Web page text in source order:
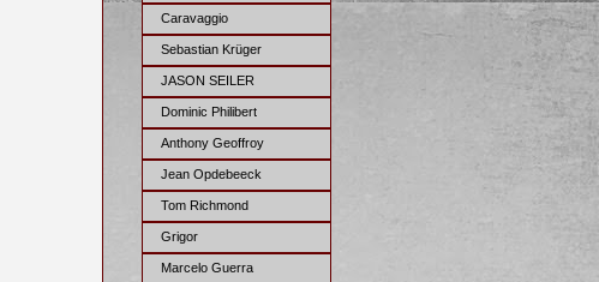
Caravaggio
Sebastian Krüger
JASON SEILER
Dominic Philibert
Anthony Geoffroy
Jean Opdebeeck
Tom Richmond
Grigor
Marcelo Guerra